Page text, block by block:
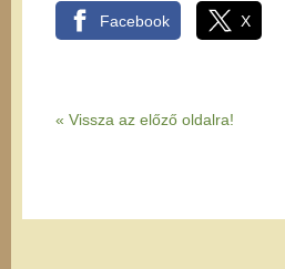
Facebook X
« Vissza az előző oldalra!